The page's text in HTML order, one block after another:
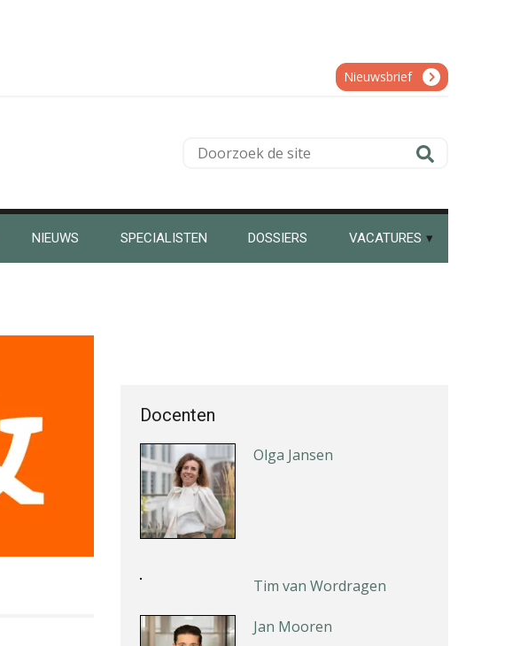
Nieuwsbrief
Doorzoek
NIEUWS SPECIALISTEN DOSSIERS VACATURES
Docenten
Bram Lemmens
Olga Jansen
Tim van Wordragen
Jan Mooren